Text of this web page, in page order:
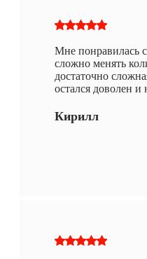
Мне понравилась
сложно менять
достаточно
остался доволен и
Кирилл